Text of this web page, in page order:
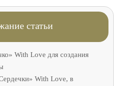
статьи
With Love для создания
With Love, в